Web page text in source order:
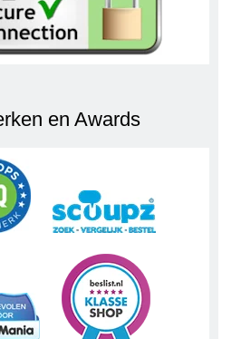
en Awards